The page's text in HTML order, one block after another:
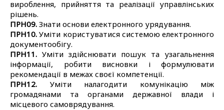
вироблення, прийняття та реалізації управлінських
рішень.
ПРН09. Знати основи електронного урядування.
ПРН10. Уміти користуватися системою електронного
документообігу.
ПРН11. Уміти здійснювати пошук та узагальнення
інформації, робити висновки і формулювати
рекомендації в межах своєї компетенції.
ПРН12. Уміти налагодити комунікацію між
громадянами та органами державної влади і
місцевого самоврядування.